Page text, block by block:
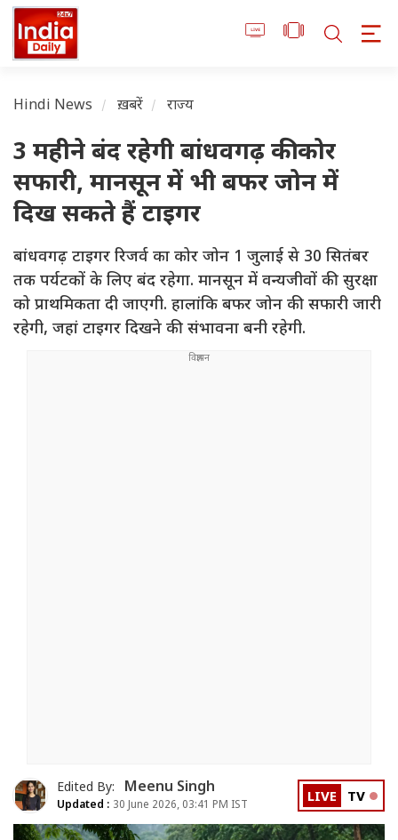
Hindi News ख़बरें राज्य
3 महीने बंद रहेगी बांधवगढ़ की कोर
सफारी, मानसून में भी बफर जोन में
दिख सकते हैं टाइगर
बांधवगढ़ टाइगर रिजर्व का कोर जोन 1 जुलाई से 30 सितंबर
तक पर्यटकों के लिए बंद रहेगा. मानसून में वन्यजीवों की सुरक्षा
को प्राथमिकता दी जाएगी. हालांकि बफर जोन की सफारी जारी
रहेगी, जहां टाइगर दिखने की संभावना बनी रहेगी.
Edited By: Meenu Singh
Updated : 30 June 2026, 03:41 PM IST LIVE TV